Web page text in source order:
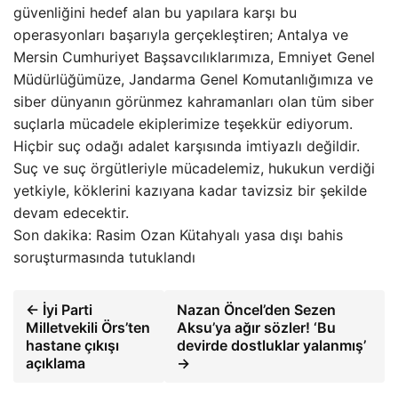
güvenliğini hedef alan bu yapılara karşı bu
operasyonları başarıyla gerçekleştiren; Antalya ve
Mersin Cumhuriyet Başsavcılıklarımıza, Emniyet Genel
Müdürlüğümüze, Jandarma Genel Komutanlığımıza ve
siber dünyanın görünmez kahramanları olan tüm siber
suçlarla mücadele ekiplerimize teşekkür ediyorum.
Hiçbir suç odağı adalet karşısında imtiyazlı değildir.
Suç ve suç örgütleriyle mücadelemiz, hukukun verdiği
yetkiyle, köklerini kazıyana kadar tavizsiz bir şekilde
devam edecektir.
Son dakika: Rasim Ozan Kütahyalı yasa dışı bahis
soruşturmasında tutuklandı
← İyi Parti
Milletvekili Örs’ten
hastane çıkışı
açıklama
Nazan Öncel’den Sezen
Aksu’ya ağır sözler! ‘Bu
devirde dostluklar yalanmış’
→